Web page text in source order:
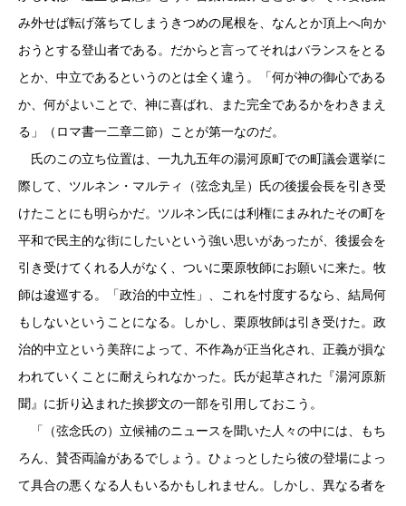
み外せば転げ落ちてしまうきつめの尾根を、なんとか頂上へ向か
おうとする登山者である。だからと言ってそれはバランスをとる
とか、中立であるというのとは全く違う。「何が神の御心である
か、何がよいことで、神に喜ばれ、また完全であるかをわきまえ
る」（ロマ書一二章二節）ことが第一なのだ。
氏のこの立ち位置は、一九九五年の湯河原町での町議会選挙に
際して、ツルネン・マルティ（弦念丸呈）氏の後援会長を引き受
けたことにも明らかだ。ツルネン氏には利権にまみれたその町を
平和で民主的な街にしたいという強い思いがあったが、後援会を
引き受けてくれる人がなく、ついに栗原牧師にお願いに来た。牧
師は逡巡する。「政治的中立性」、これを忖度するなら、結局何
もしないということになる。しかし、栗原牧師は引き受けた。政
治的中立という美辞によって、不作為が正当化され、正義が損な
われていくことに耐えられなかった。氏が起草された『湯河原新
聞』に折り込まれた挨拶文の一部を引用しておこう。
「（弦念氏の）立候補のニュースを聞いた人々の中には、もち
ろん、賛否両論があるでしょう。ひょっとしたら彼の登場によっ
て具合の悪くなる人もいるかもしれません。しかし、異なる者を